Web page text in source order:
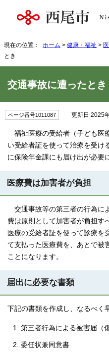
現在の位置： ホーム > 健康・福祉 >
とき
交通事故に遭ったとき
ページ番号1011087 更新日 2025
福祉医療の受給者（子ども医
い受給者証を使って治療を受け
に保険年金課にも届け出が必要
医療費は加害者が負担
交通事故等の第三者の行為に
費は原則として加害者が負担す
医療の受給者証を使って診療を
て支払った医療費を、あとで被
ことになります。
届出に必要な書類
下記の書類を作成し、なるべく
第三者行為による被害届（
委任状兼同意書